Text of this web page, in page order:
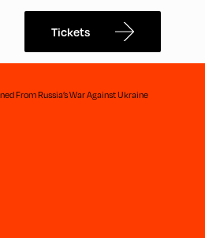
Tickets
From Russia’s War Against Ukraine